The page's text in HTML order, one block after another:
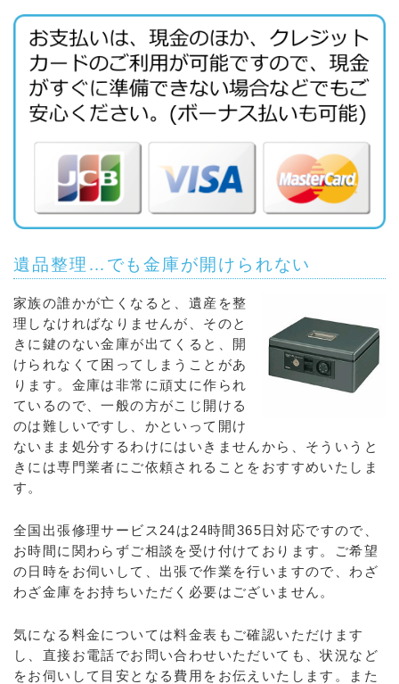
遺品整理…でも金庫が開けられない
家族の誰かが亡くなると、遺産を整
理しなければなりませんが、そのと
きに鍵のない金庫が出てくると、開
けられなくて困ってしまうことがあ
ります。金庫は非常に頑丈に作られ
ているので、一般の方がこじ開ける
のは難しいですし、かといって開け
ないまま処分するわけにはいきませんから、そういうと
きには専門業者にご依頼されることをおすすめいたしま
す。
全国出張修理サービス24は24時間365日対応ですので、
お時間に関わらずご相談を受け付けております。ご希望
の日時をお伺いして、出張で作業を行いますので、わざ
わざ金庫をお持ちいただく必要はございません。
気になる料金については料金表もご確認いただけます
し、直接お電話でお問い合わせいただいても、状況など
をお伺いして目安となる費用をお伝えいたします。また